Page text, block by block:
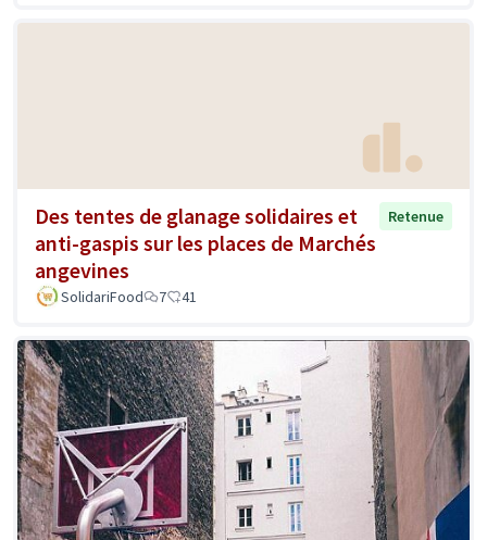
Des tentes de glanage solidaires et
anti-gaspis sur les places de Marchés
angevines
Retenue
SolidariFood 7 41